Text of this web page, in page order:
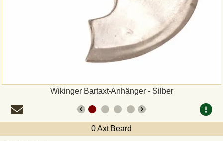
Wikinger Bartaxt-Anhänger - Silber
0 Axt Beard
UPS
DHL Paket